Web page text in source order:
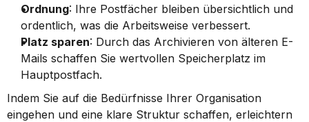
Ordnung: Ihre Postfächer bleiben übersichtlich und
ordentlich, was die Arbeitsweise verbessert.
Platz sparen: Durch das Archivieren von älteren E-
Mails schaffen Sie wertvollen Speicherplatz im
Hauptpostfach.
Indem Sie auf die Bedürfnisse Ihrer Organisation
eingehen und eine klare Struktur schaffen, erleichtern